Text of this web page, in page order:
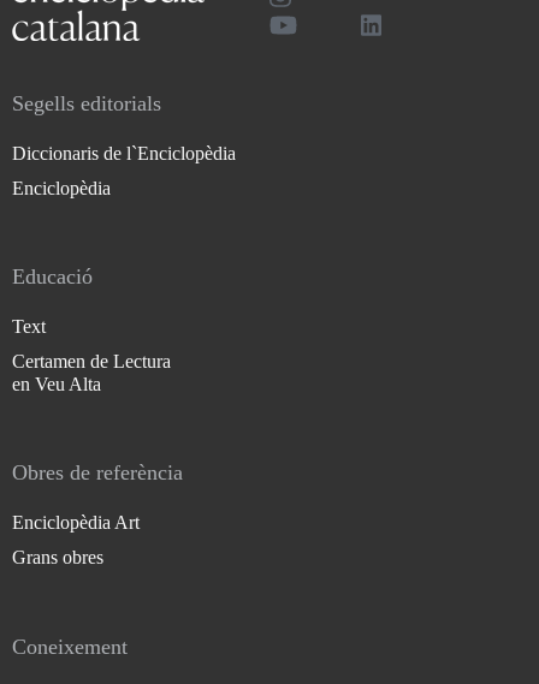
Segells editorials
Diccionaris de l`Enciclopèdia
Enciclopèdia
Educació
Text
Certamen de Lectura
en Veu Alta
Obres de referència
Enciclopèdia Art
Grans obres
Coneixement